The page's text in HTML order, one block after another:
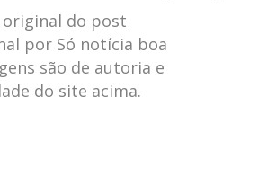
do post
por Só notícia boa
são de autoria e
do site acima.